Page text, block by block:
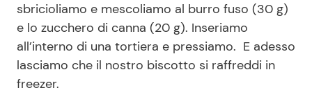
sbricioliamo e mescoliamo al burro fuso (30 g)
e lo zucchero di canna (20 g). Inseriamo
all’interno di una tortiera e pressiamo. E adesso
lasciamo che il nostro biscotto si raffreddi in
freezer.